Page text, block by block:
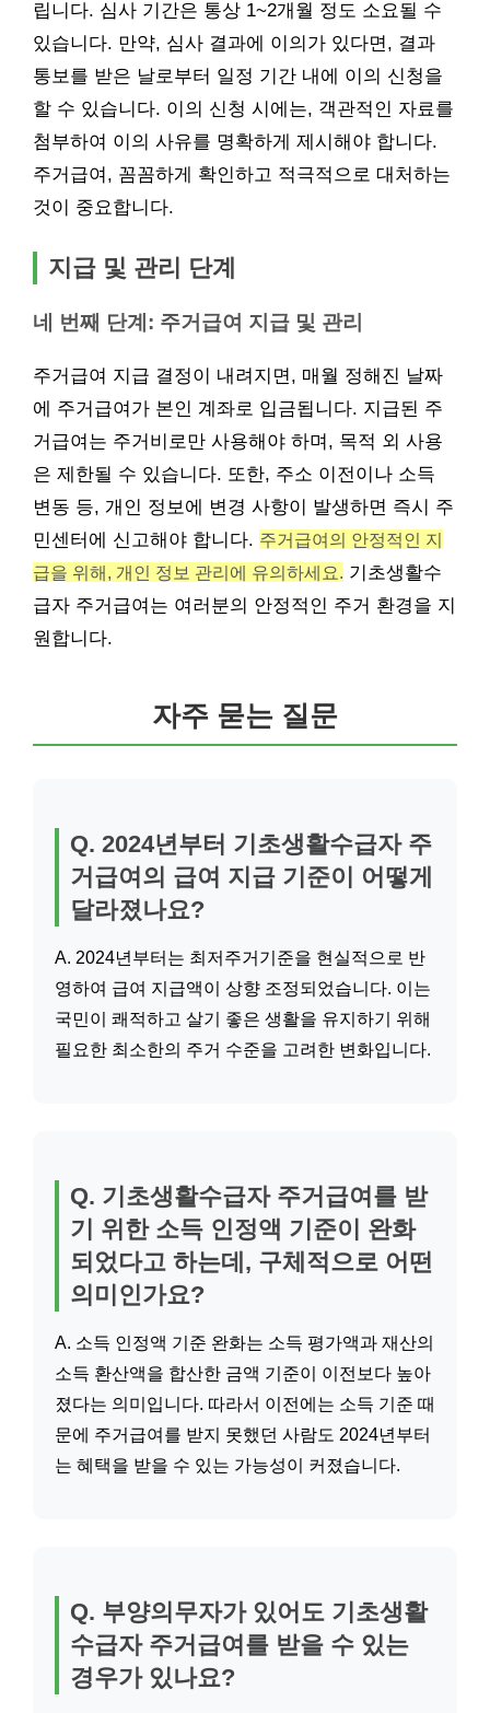
립니다. 심사 기간은 통상 1~2개월 정도 소요될 수
있습니다. 만약, 심사 결과에 이의가 있다면, 결과
통보를 받은 날로부터 일정 기간 내에 이의 신청을
할 수 있습니다. 이의 신청 시에는, 객관적인 자료를
첨부하여 이의 사유를 명확하게 제시해야 합니다.
주거급여, 꼼꼼하게 확인하고 적극적으로 대처하는
것이 중요합니다.
지급 및 관리 단계
네 번째 단계: 주거급여 지급 및 관리
주거급여 지급 결정이 내려지면, 매월 정해진 날짜
에 주거급여가 본인 계좌로 입금됩니다. 지급된 주
거급여는 주거비로만 사용해야 하며, 목적 외 사용
은 제한될 수 있습니다. 또한, 주소 이전이나 소득
변동 등, 개인 정보에 변경 사항이 발생하면 즉시 주
민센터에 신고해야 합니다. 주거급여의 안정적인 지
급을 위해, 개인 정보 관리에 유의하세요. 기초생활수
급자 주거급여는 여러분의 안정적인 주거 환경을 지
원합니다.
자주 묻는 질문
Q. 2024년부터 기초생활수급자 주
거급여의 급여 지급 기준이 어떻게
달라졌나요?
A. 2024년부터는 최저주거기준을 현실적으로 반
영하여 급여 지급액이 상향 조정되었습니다. 이는
국민이 쾌적하고 살기 좋은 생활을 유지하기 위해
필요한 최소한의 주거 수준을 고려한 변화입니다.
Q. 기초생활수급자 주거급여를 받
기 위한 소득 인정액 기준이 완화
되었다고 하는데, 구체적으로 어떤
의미인가요?
A. 소득 인정액 기준 완화는 소득 평가액과 재산의
소득 환산액을 합산한 금액 기준이 이전보다 높아
졌다는 의미입니다. 따라서 이전에는 소득 기준 때
문에 주거급여를 받지 못했던 사람도 2024년부터
는 혜택을 받을 수 있는 가능성이 커졌습니다.
Q. 부양의무자가 있어도 기초생활
수급자 주거급여를 받을 수 있는
경우가 있나요?